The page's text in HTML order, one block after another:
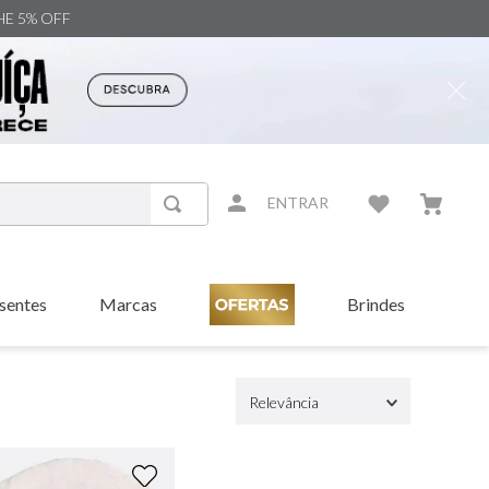
5% OFF
ENTRAR
Marcas Brindes
Relevância